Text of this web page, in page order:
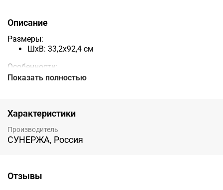
Описание
Размеры:
ШхВ: 33,2x92,4 см
Особенности:
Материал: нержавеющая сталь
Функция отключения при нагреве: при
достижении заданной температуры прибор
автоматически отключается
Встроенный терморегулятор позволяет выбрать
отключения электропитания
Показать полностью
Характеристики
Производитель
СУНЕРЖА, Россия
Отзывы